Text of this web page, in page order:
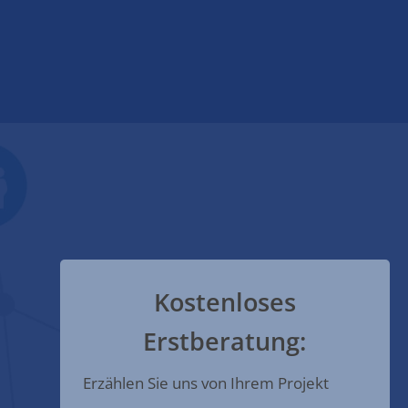
Kostenloses
Erstberatung:
Erzählen Sie uns von Ihrem Projekt